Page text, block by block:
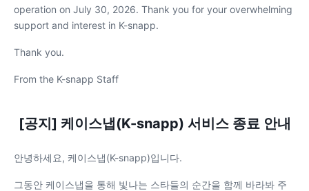
operation on July 30, 2026. Thank you for your overwhelming
support and interest in K-snapp.
Thank you.
From the K-snapp Staff
[공지] 케이스냅(K-snapp) 서비스 종료 안내
안녕하세요, 케이스냅(K-snapp)입니다.
그동안 케이스냅을 통해 빛나는 스타들의 순간을 함께 바라봐 주